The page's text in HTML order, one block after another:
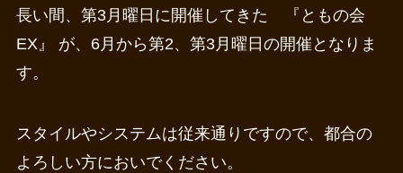
長い間、第3月曜日に開催してきた 『ともの会
EX』 が、6月から第2、第3月曜日の開催となりま
す。
スタイルやシステムは従来通りですので、都合の
よろしい方においでください。